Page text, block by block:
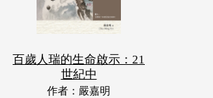
百歲人瑞的生命啟示：21
世紀中
作者：嚴嘉明